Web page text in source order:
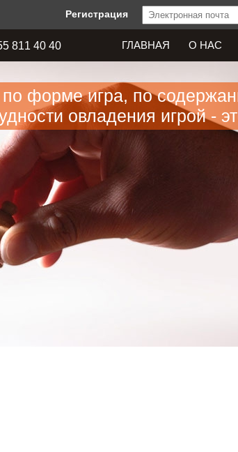
Регистрация
811 40 40 ГЛАВНАЯ О НАС
форме игра, по
овладения игрой -